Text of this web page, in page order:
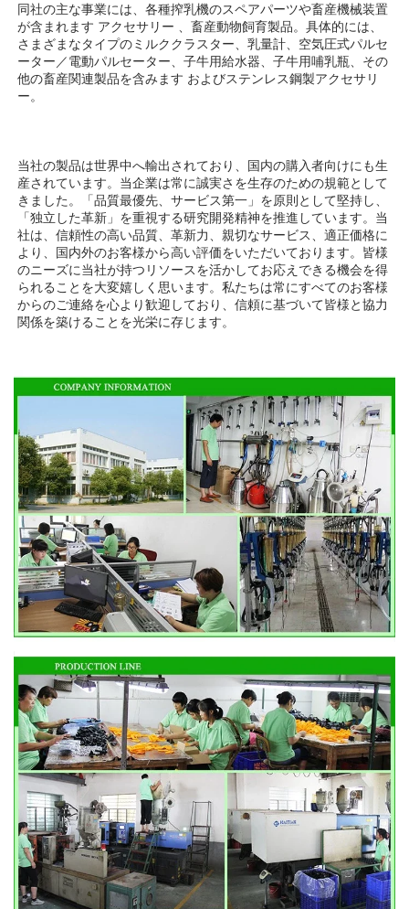
同社の主な事業には、各種搾乳機のスペアパーツや畜産機械装置
が含まれます アクセサリー 、畜産動物飼育製品。具体的には、
さまざまなタイプのミルククラスター、乳量計、空気圧式パルセ
ーター／電動パルセーター、子牛用給水器、子牛用哺乳瓶、その
他の畜産関連製品を含みます およびステンレス鋼製アクセサリ
ー。
当社の製品は世界中へ輸出されており、国内の購入者向けにも生
産されています。当企業は常に誠実さを生存のための規範として
きました。「品質最優先、サービス第一」を原則として堅持し、
「独立した革新」を重視する研究開発精神を推進しています。当
社は、信頼性の高い品質、革新力、親切なサービス、適正価格に
より、国内外のお客様から高い評価をいただいております。皆様
のニーズに当社が持つリソースを活かしてお応えできる機会を得
られることを大変嬉しく思います。私たちは常にすべてのお客様
からのご連絡を心より歓迎しており、信頼に基づいて皆様と協力
関係を築けることを光栄に存じます。